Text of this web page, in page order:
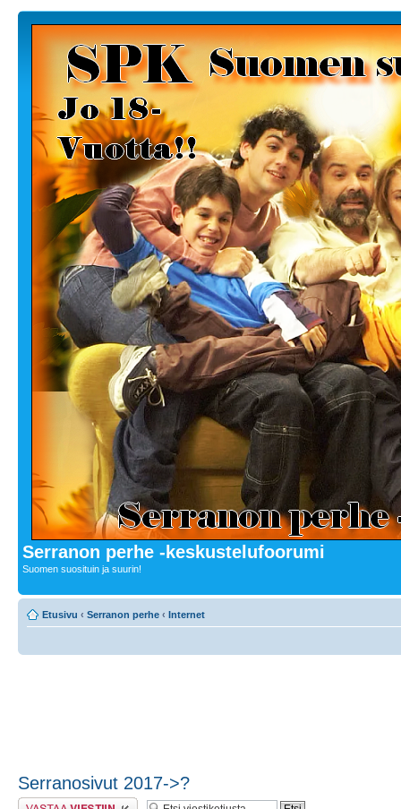
Serranon perhe -keskustelufoorumi
Suomen suosituin ja suurin!
Etusivu ‹ Serranon perhe ‹ Internet
Serranosivut 2017->?
Lähetä vastaus